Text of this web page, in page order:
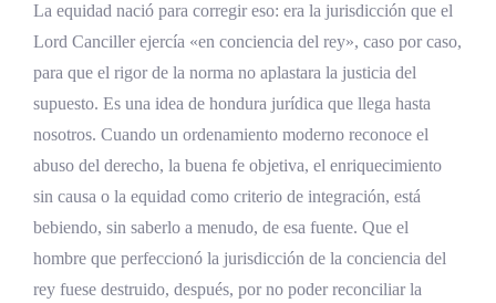
¿Dónde están la cabeza y las reliquias de
Tomás Moro?
¿Cuál fue el aporte de Tomás Moro al
derecho?
¿Por qué es relevante Tomás Moro para un
abogado o estudiante de derecho hoy?
¿Qué es el motu proprio E Sancto Thoma
La equidad nació para corregir eso: era la jurisdicción que el
Lord Canciller ejercía «en conciencia del rey», caso por caso,
para que el rigor de la norma no aplastara la justicia del
supuesto. Es una idea de hondura jurídica que llega hasta
nosotros. Cuando un ordenamiento moderno reconoce el
abuso del derecho, la buena fe objetiva, el enriquecimiento
sin causa o la equidad como criterio de integración, está
bebiendo, sin saberlo a menudo, de esa fuente. Que el
hombre que perfeccionó la jurisdicción de la conciencia del
rey fuese destruido, después, por no poder reconciliar la